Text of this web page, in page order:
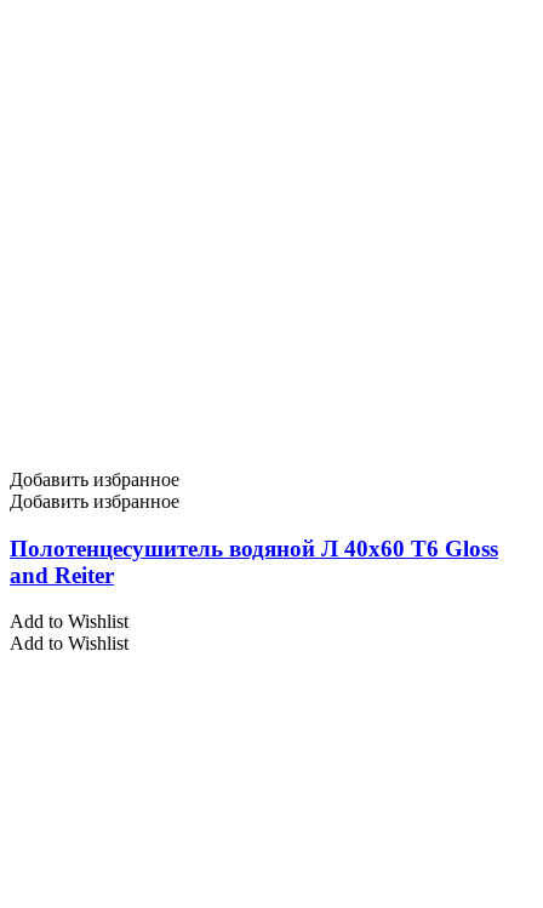
Добавить избранное
Добавить избранное
Полотенцесушитель водяной Л 40х60 Т6 Gloss
and Reiter
Add to Wishlist
Add to Wishlist